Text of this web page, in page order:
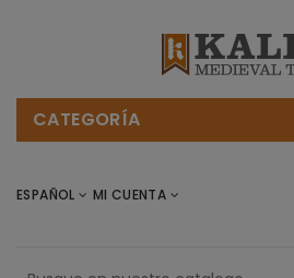
CATEGORÍA
ESPAÑOL MI CUENTA